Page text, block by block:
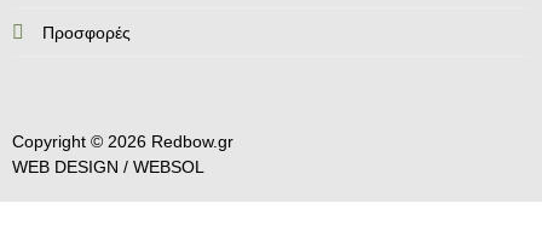
Προσφορές
Copyright © 2026 Redbow.gr
WEB DESIGN / WEBSOL